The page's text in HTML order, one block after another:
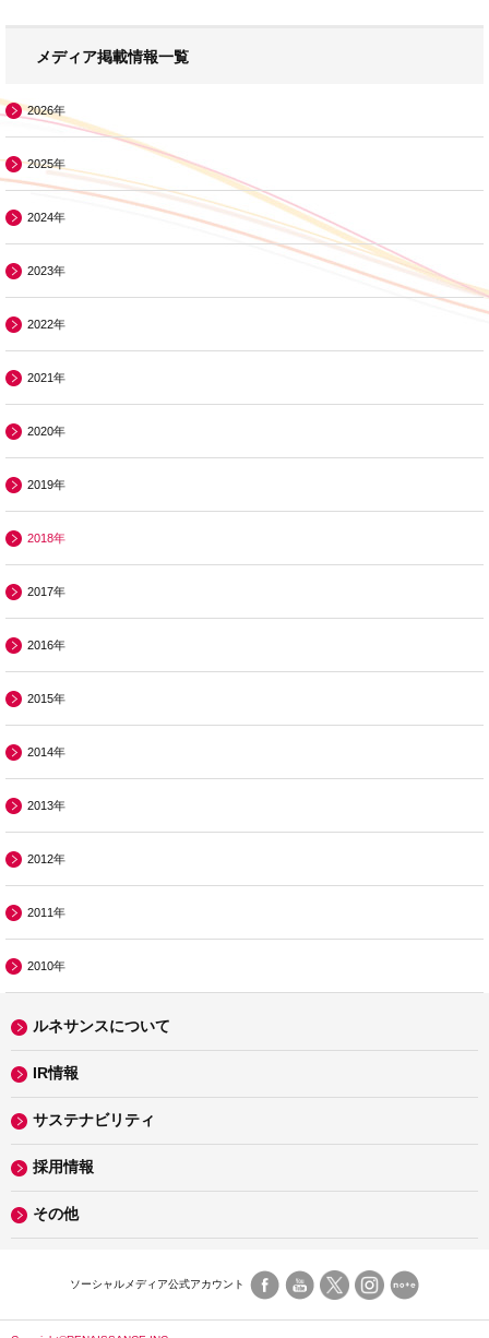
メディア掲載情報一覧
2026年
2025年
2024年
2023年
2022年
2021年
2020年
2019年
2018年
2017年
2016年
2015年
2014年
2013年
2012年
2011年
2010年
ルネサンスについて
IR情報
サステナビリティ
採用情報
その他
ソーシャルメディア公式アカウント